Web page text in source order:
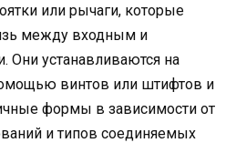
или рычаги, которые
между входным и
устанавливаются на
винтов или штифтов и
формы в зависимости от
и типов соединяемых